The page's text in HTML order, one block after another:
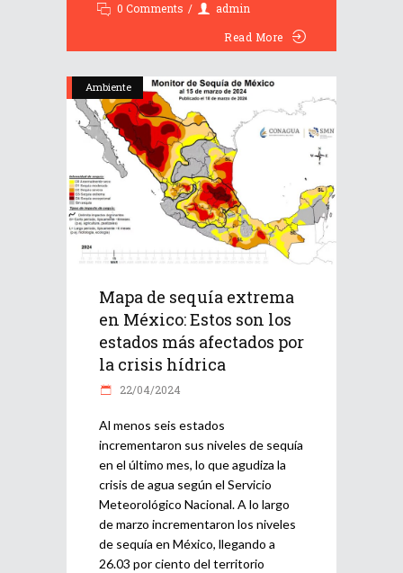
0 Comments
admin
Read More
Ambiente
Mapa de sequía extrema
en México: Estos son los
estados más afectados por
la crisis hídrica
22/04/2024
Al menos seis estados
incrementaron sus niveles de sequía
en el último mes, lo que agudiza la
crisis de agua según el Servicio
Meteorológico Nacional. A lo largo
de marzo incrementaron los niveles
de sequía en México, llegando a
26.03 por ciento del territorio